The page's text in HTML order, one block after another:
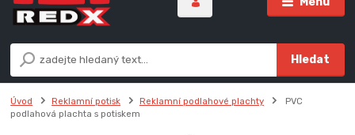
Hledat
Úvod Reklamní potisk Reklamní podlahové plachty
PVC
podlahová plachta s potiskem